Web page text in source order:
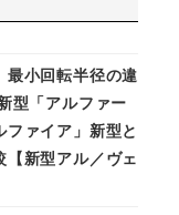
最小回転半径の違
型「アルファー
ファイア」新型と
【新型アル／ヴェ